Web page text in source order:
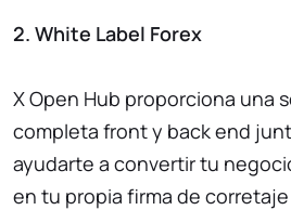
2. White Label Forex
X Open Hub proporciona una
completa front y back end
ayudarte a convertir tu
en tu propia firma de